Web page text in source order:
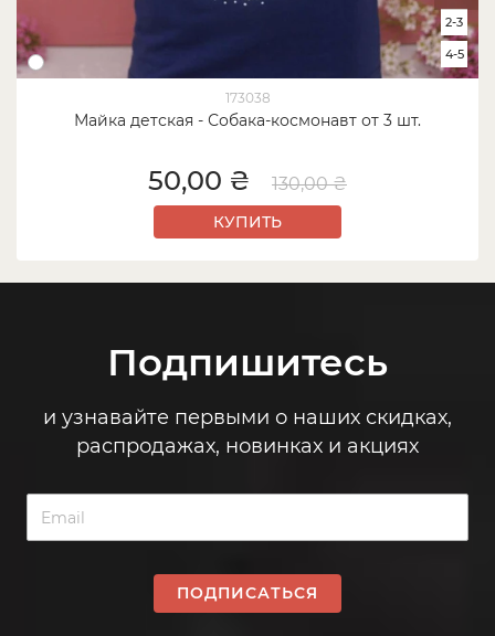
173038
Майка детская - Собака-космонавт от 3 шт.
2-3
4-5
50,00 ₴ 130,00 ₴
КУПИТЬ
Подпишитесь
и узнавайте первыми о наших скидках,
распродажах, новинках и акциях
ПОДПИСАТЬСЯ